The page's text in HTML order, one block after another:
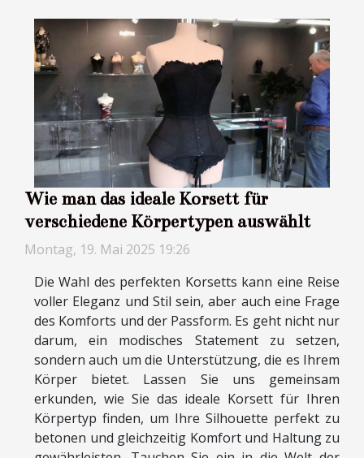
Wie man das ideale Korsett für
verschiedene Körpertypen auswählt
Montag, 19. Mai 2025 19:26
Die Wahl des perfekten Korsetts kann eine Reise
voller Eleganz und Stil sein, aber auch eine Frage
des Komforts und der Passform. Es geht nicht nur
darum, ein modisches Statement zu setzen,
sondern auch um die Unterstützung, die es Ihrem
Körper bietet. Lassen Sie uns gemeinsam
erkunden, wie Sie das ideale Korsett für Ihren
Körpertyp finden, um Ihre Silhouette perfekt zu
betonen und gleichzeitig Komfort und Haltung zu